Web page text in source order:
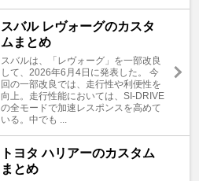
スバル レヴォーグのカスタ
ムまとめ
スバルは、「レヴォーグ」を一部改良
して、2026年6月4日に発表した。 今
回の一部改良では、走行性や利便性を
向上。走行性能においては、SI-DRIVE
の全モードで加速レスポンスを高めて
いる。中でも ...
トヨタ ハリアーのカスタム
まとめ